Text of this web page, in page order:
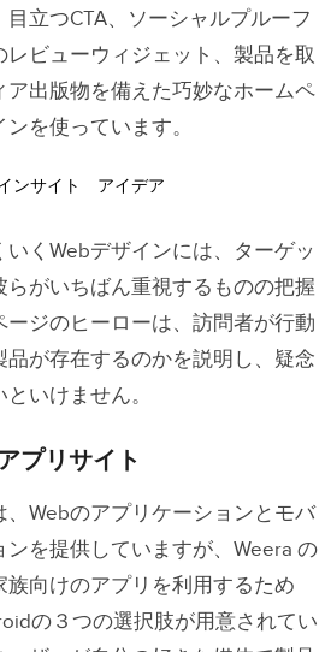
立つCTA、ソーシャルプルーフ
レビューウィジェット、製品を取
ア出版物を備えた巧妙なホームペ
を使っています。
いくWebデザインには、ターゲッ
らがいちばん重視するものの把握
ジのヒーローは、訪問者が行動
品が存在するのかを説明し、疑念
いけません。
プリサイト
Webのアプリケーションとモバ
を提供していますが、 Weera の
族向けのアプリを利用するため
の３つの選択肢が用意されてい